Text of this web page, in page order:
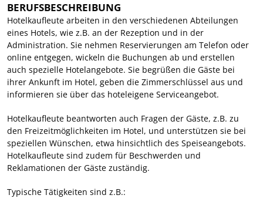
BERUFSBESCHREIBUNG
Hotelkaufleute arbeiten in den verschiedenen Abteilungen
eines Hotels, wie z.B. an der Rezeption und in der
Administration. Sie nehmen Reservierungen am Telefon oder
online entgegen, wickeln die Buchungen ab und erstellen
auch spezielle Hotelangebote. Sie begrüßen die Gäste bei
ihrer Ankunft im Hotel, geben die Zimmerschlüssel aus und
informieren sie über das hoteleigene Serviceangebot.
Hotelkaufleute beantworten auch Fragen der Gäste, z.B. zu
den Freizeitmöglichkeiten im Hotel, und unterstützen sie bei
speziellen Wünschen, etwa hinsichtlich des Speiseangebots.
Hotelkaufleute sind zudem für Beschwerden und
Reklamationen der Gäste zuständig.
Typische Tätigkeiten sind z.B.: